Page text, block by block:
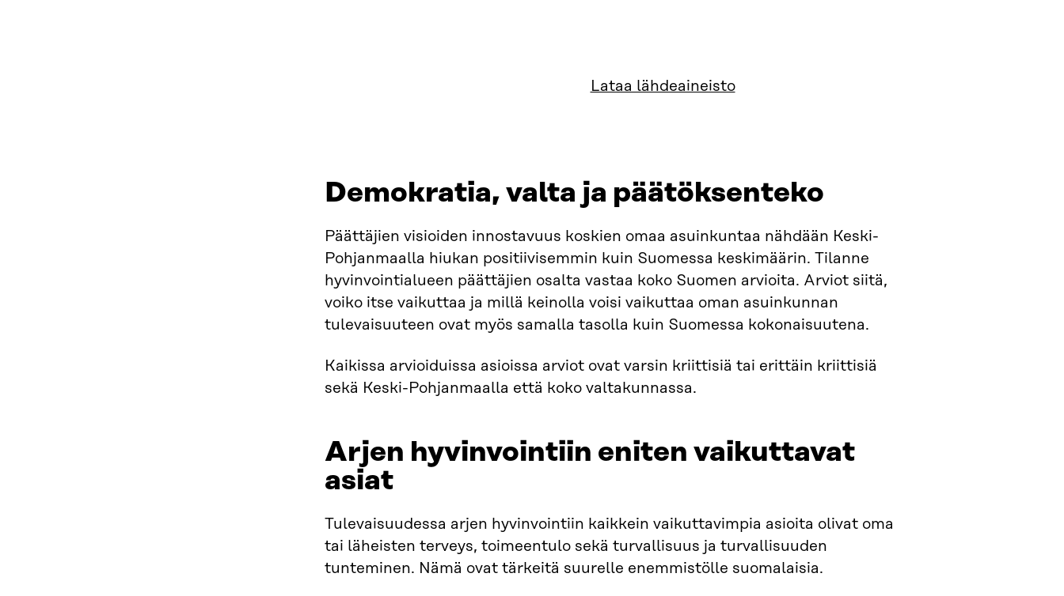
Lataa lähdeaineisto
​Demokratia, valta ja päätöksenteko​
Päättäjien visioiden innostavuus koskien omaa asuinkuntaa nähdään Keski-
Pohjanmaalla hiukan positiivisemmin kuin Suomessa keskimäärin. Tilanne
hyvinvointialueen päättäjien osalta vastaa koko Suomen arvioita. Arviot siitä,
voiko itse vaikuttaa ja millä keinolla voisi vaikuttaa oman asuinkunnan
tulevaisuuteen ovat myös samalla tasolla kuin Suomessa kokonaisuutena.
Kaikissa arvioiduissa asioissa arviot ovat varsin kriittisiä tai erittäin kriittisiä
sekä Keski-Pohjanmaalla että koko valtakunnassa.
Arjen hyvinvointiin eniten vaikuttavat
asiat​
Tulevaisuudessa arjen hyvinvointiin kaikkein vaikuttavimpia asioita olivat oma
tai läheisten terveys, toimeentulo sekä turvallisuus ja turvallisuuden
tunteminen. Nämä ovat tärkeitä suurelle enemmistölle suomalaisia.